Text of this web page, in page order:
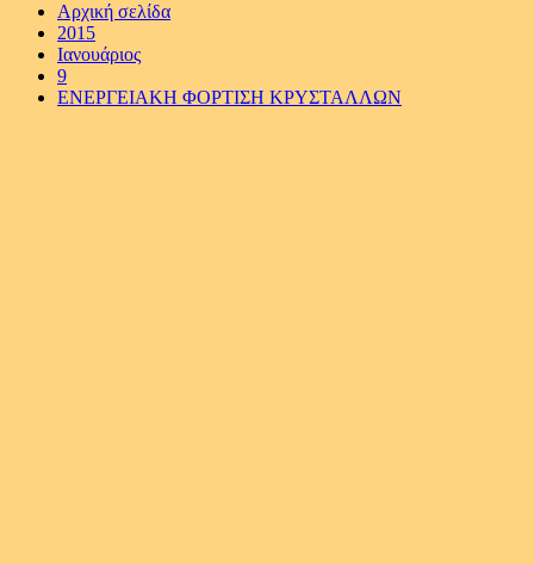
Αρχική σελίδα
2015
Ιανουάριος
9
ΕΝΕΡΓΕΙΑΚΗ ΦOΡΤIΣΗ ΚΡΥΣΤΑΛΛΩΝ